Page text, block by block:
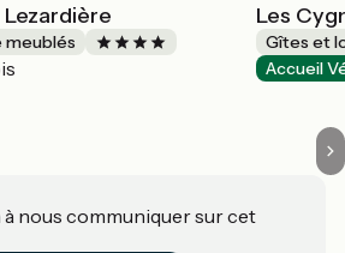
Lezardière
meublés
Les
Gîtes et
Accueil
à nous communiquer sur cet